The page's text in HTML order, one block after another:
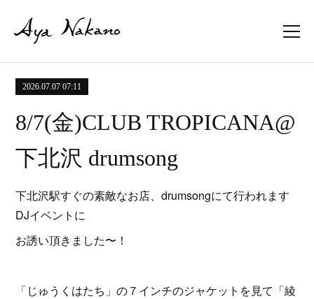
2026.07.07 07:11
8/7(金)CLUB TROPICANA@
下北沢 drumsong
下北沢駅すぐの素敵なお店、drumsongにて行われます
DJイベントに
お誘い頂きました〜！
「じゅうくはたち」の７インチのジャケットを見て「綾